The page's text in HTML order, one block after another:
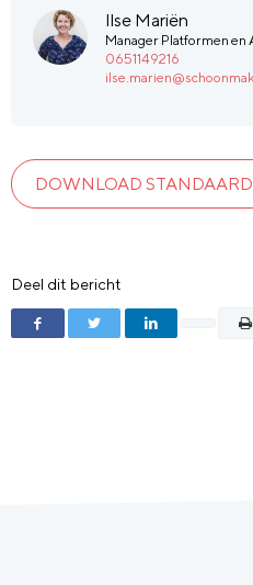
Ilse Mariën
Manager Platformen en
0651149216
DOWNLOAD
Deel dit bericht